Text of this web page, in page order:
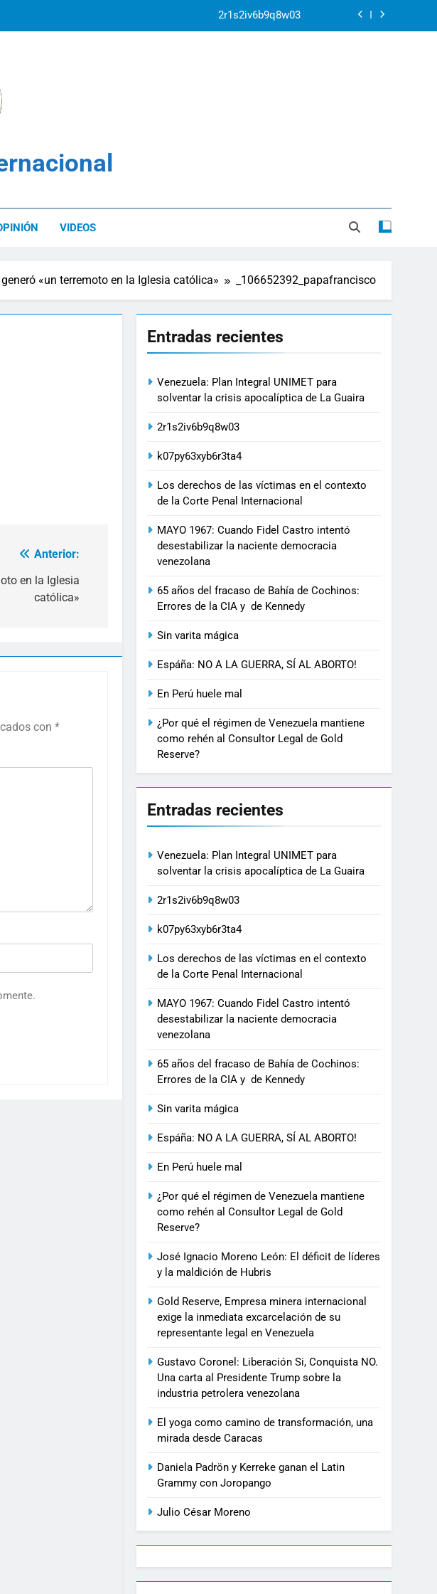
2r1s2iv6b9q8w03
de las víctimas en el contexto de la Corte Penal Internacional
UNIMET para solventar la crisis apocalíptica de La Guaira
VIDEOS
«un terremoto en la Iglesia católica» _106652392_papafrancisco
Anterior:
en la Iglesia
católica»
con *
Entradas recientes
Venezuela: Plan Integral UNIMET para
solventar la crisis apocalíptica de La Guaira
2r1s2iv6b9q8w03
k07py63xyb6r3ta4
Los derechos de las víctimas en el contexto
de la Corte Penal Internacional
MAYO 1967: Cuando Fidel Castro intentó
desestabilizar la naciente democracia
venezolana
65 años del fracaso de Bahía de Cochinos:
Errores de la CIA y de Kennedy
Sin varita mágica
Espáña: NO A LA GUERRA, SÍ AL ABORTO!
En Perú huele mal
¿Por qué el régimen de Venezuela mantiene
como rehén al Consultor Legal de Gold
Reserve?
Entradas recientes
Venezuela: Plan Integral UNIMET para
solventar la crisis apocalíptica de La Guaira
2r1s2iv6b9q8w03
k07py63xyb6r3ta4
Los derechos de las víctimas en el contexto
de la Corte Penal Internacional
MAYO 1967: Cuando Fidel Castro intentó
desestabilizar la naciente democracia
venezolana
65 años del fracaso de Bahía de Cochinos:
Errores de la CIA y de Kennedy
Sin varita mágica
Espáña: NO A LA GUERRA, SÍ AL ABORTO!
En Perú huele mal
¿Por qué el régimen de Venezuela mantiene
como rehén al Consultor Legal de Gold
Reserve?
José Ignacio Moreno León: El déficit de líderes
y la maldición de Hubris
Gold Reserve, Empresa minera internacional
exige la inmediata excarcelación de su
representante legal en Venezuela
Gustavo Coronel: Liberación Si, Conquista NO.
Una carta al Presidente Trump sobre la
industria petrolera venezolana
El yoga como camino de transformación, una
mirada desde Caracas
Daniela Padrön y Kerreke ganan el Latin
Grammy con Joropango
Julio César Moreno